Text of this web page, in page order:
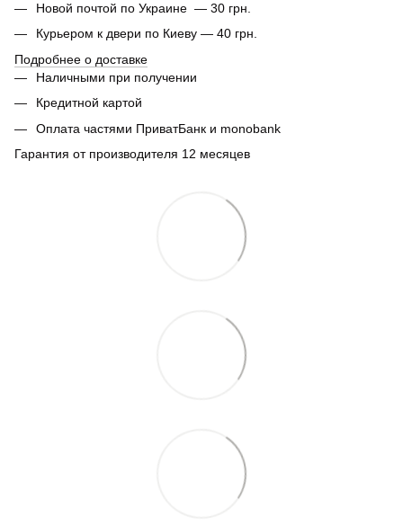
Новой почтой по Украине — 30 грн.
Курьером к двери по Киеву — 40 грн.
Подробнее о доставке
Наличными при получении
Кредитной картой
Оплата частями ПриватБанк и monobank
Гарантия от производителя 12 месяцев